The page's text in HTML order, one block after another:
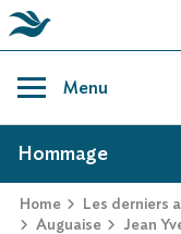
content
Menu
AVIS DE
Home Les derniers
Auguaise
Jean
Hommage